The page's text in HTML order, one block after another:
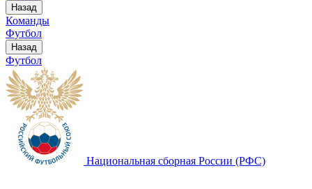
Назад
Команды
Футбол
Назад
Футбол
Национальная сборная России (РФС)